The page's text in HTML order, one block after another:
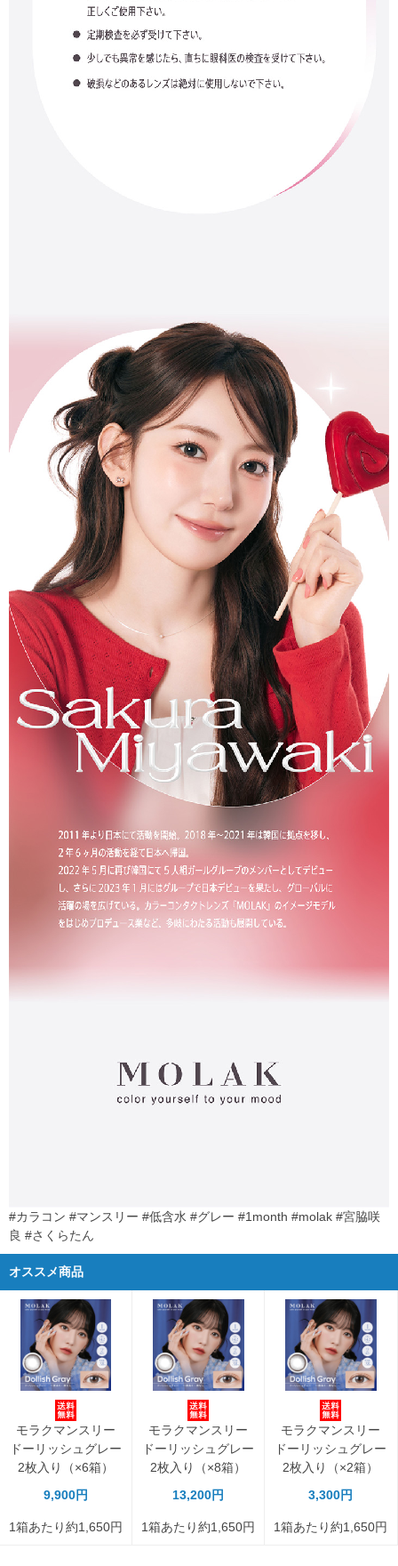
#カラコン #マンスリー #低含水 #グレー #1month #molak #宮脇咲
良 #さくらたん
オススメ商品
モラクマンスリー
ドーリッシュグレー
2枚入り（×6箱）
9,900円
1箱あたり約1,650円
モラクマンスリー
ドーリッシュグレー
2枚入り（×8箱）
13,200円
1箱あたり約1,650円
モラクマンスリー
ドーリッシュグレー
2枚入り（×2箱）
3,300円
1箱あたり約1,650円